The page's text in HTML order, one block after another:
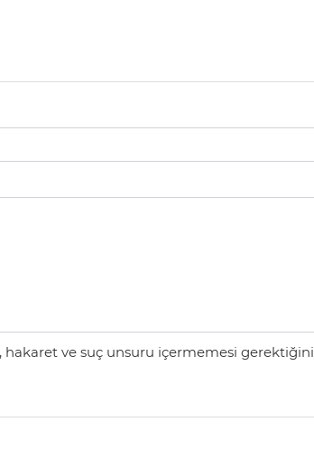
ve suç unsuru içermemesi gerektiğini